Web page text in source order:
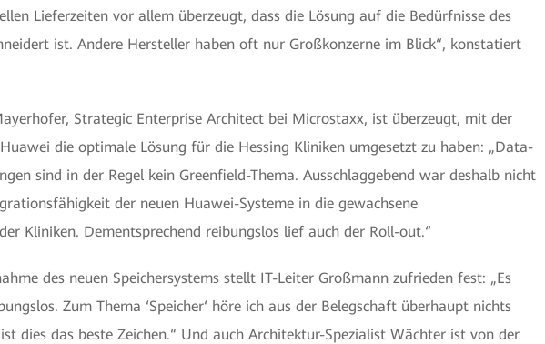
Lieferzeiten vor allem überzeugt, dass die Lösung auf die Bedürfnisse des
ist. Andere Hersteller haben oft nur Großkonzerne im Blick“, konstatiert
Strategic Enterprise Architect bei Microstaxx, ist überzeugt, mit der
die optimale Lösung für die Hessing Kliniken umgesetzt zu haben: „Data-
sind in der Regel kein Greenfield-Thema. Ausschlaggebend war deshalb nicht
der neuen Huawei-Systeme in die gewachsene
Kliniken. Dementsprechend reibungslos lief auch der Roll-out.“
des neuen Speichersystems stellt IT-Leiter Großmann zufrieden fest: „Es
Zum Thema ‘Speicher‘ höre ich aus der Belegschaft überhaupt nichts
dies das beste Zeichen.“ Und auch Architektur-Spezialist Wächter ist von der